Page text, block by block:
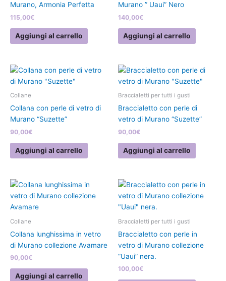
Murano, Armonia Perfetta
115,00€
Aggiungi al carrello
Murano ” Uaui” Nero
140,00€
Aggiungi al carrello
Collane
Collana con perle di vetro di
Murano “Suzette”
90,00€
Aggiungi al carrello
Braccialetti per tutti i gusti
Braccialetto con perle di
vetro di Murano “Suzette”
90,00€
Aggiungi al carrello
Collane
Collana lunghissima in vetro
di Murano collezione Avamare
90,00€
Aggiungi al carrello
Braccialetti per tutti i gusti
Braccialetto con perle in
vetro di Murano collezione
“Uaui” nera.
100,00€